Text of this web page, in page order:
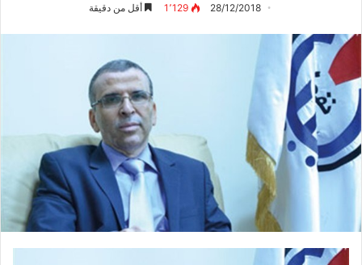
28/12/2018 1٬129 أقل من دقيقة